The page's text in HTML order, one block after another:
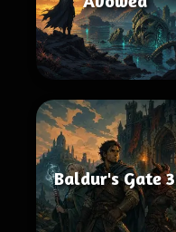
Baldur's Gate 3